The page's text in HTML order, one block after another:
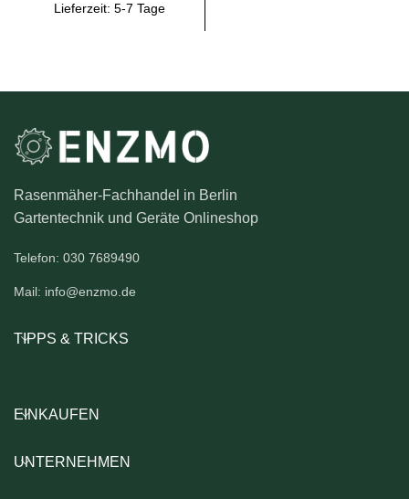
Lieferzeit: 5-7 Tage
Rasenmäher-Fachhandel in Berlin
Gartentechnik und Geräte Onlineshop
Telefon: 030 7689490
Mail: info@enzmo.de
TIPPS & TRICKS
EINKAUFEN
UNTERNEHMEN